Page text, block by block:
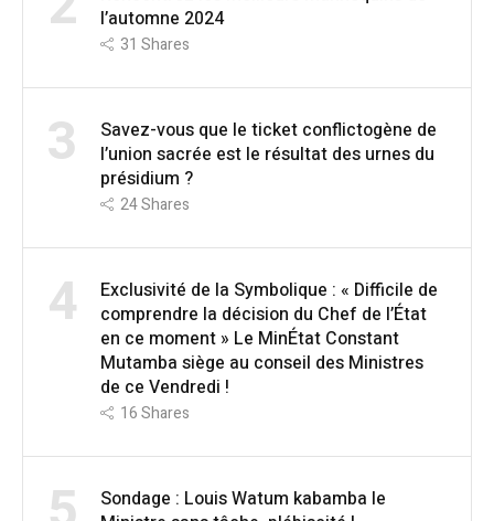
l’automne 2024
31 Shares
3
Savez-vous que le ticket conflictogène de
l’union sacrée est le résultat des urnes du
présidium ?
24Shares
4
Exclusivité de la Symbolique : « Difficile de
comprendre la décision du Chef de l’État
en ce moment » Le MinÉtat Constant
Mutamba siège au conseil des Ministres
de ce Vendredi !
16Shares
Sondage : Louis Watum kabamba le